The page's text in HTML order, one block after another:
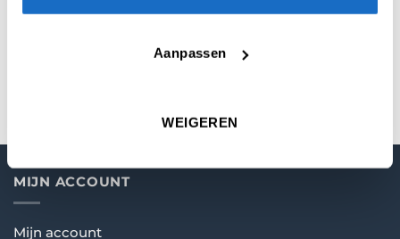
Aanpassen
WEIGEREN
MICRON 100
Std. 6
MIJN ACCOUNT
Mijn account